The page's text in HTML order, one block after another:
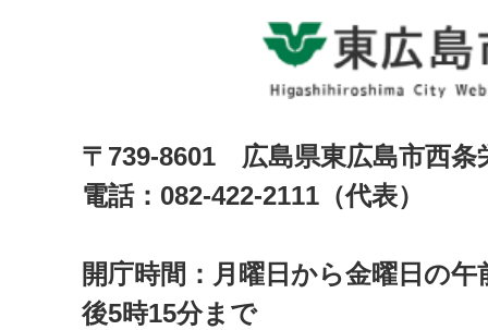
〒739-8601 広島県東広島市西
電話：082-422-2111（代表）
開庁時間：月曜日から金曜日の午
後5時15分まで